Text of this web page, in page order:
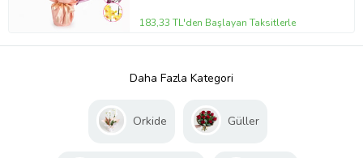
183,33 TL'den Başlayan Taksitlerle
Daha Fazla Kategori
Orkide Güller